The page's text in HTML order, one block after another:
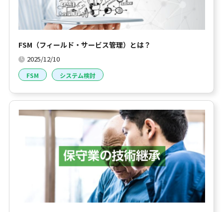
FSM（フィールド・サービス管理）とは？
2025/12/10
FSM システム検討